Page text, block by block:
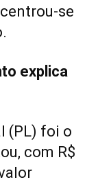
se
explica
(PL) foi o
com R$